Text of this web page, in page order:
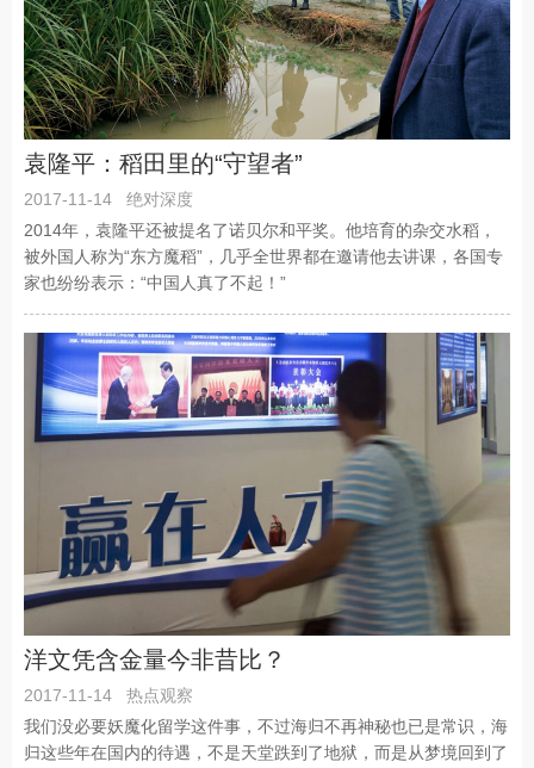
袁隆平：稻田里的“守望者”
2017-11-14
绝对深度
2014年，袁隆平还被提名了诺贝尔和平奖。他培育的杂交水稻，
被外国人称为“东方魔稻”，几乎全世界都在邀请他去讲课，各国专
家也纷纷表示：“中国人真了不起！”
洋文凭含金量今非昔比？
2017-11-14
热点观察
我们没必要妖魔化留学这件事，不过海归不再神秘也已是常识，海
归这些年在国内的待遇，不是天堂跌到了地狱，而是从梦境回到了